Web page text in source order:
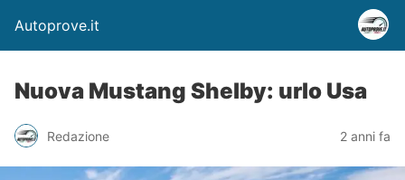
Autoprove.it
Nuova Mustang Shelby: urlo Usa
Redazione 2 anni fa